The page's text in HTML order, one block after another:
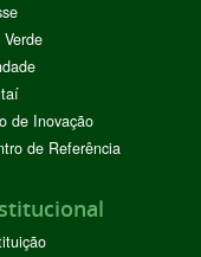
de Inovação
de Referência